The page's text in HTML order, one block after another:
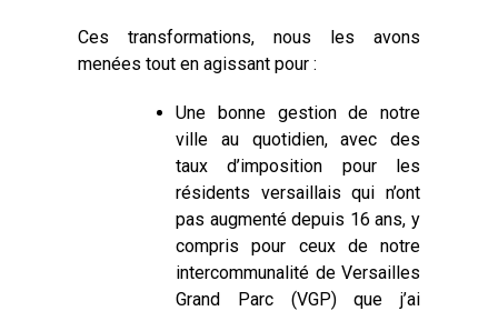
Ces transformations, nous les avons
menées tout en agissant pour :
Une bonne gestion de notre
ville au quotidien, avec des
taux d’imposition pour les
résidents versaillais qui n’ont
pas augmenté depuis 16 ans, y
compris pour ceux de notre
intercommunalité de Versailles
Grand Parc (VGP) que j’ai